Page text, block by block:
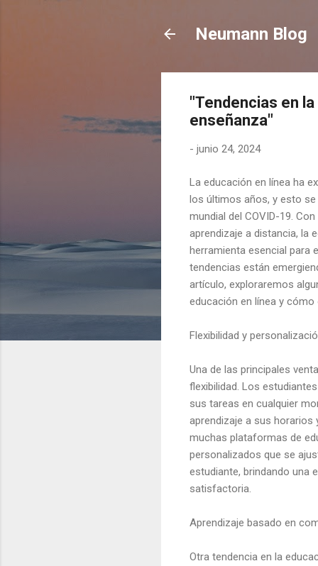
Neumann Blog
"Tendencias en
enseñanza"
- junio 24, 2024
La educación en línea ha
los últimos años, y esto se
mundial del COVID-19.
aprendizaje a distancia, la
herramienta esencial para
tendencias están
artículo, exploraremos
educación en línea y
Flexibilidad y
Una de las principales
flexibilidad. Los
sus tareas en cualquier
aprendizaje a sus horarios
muchas plataformas de
personalizados que se
estudiante, brindando una
satisfactoria.
Aprendizaje basado en
Otra tendencia en la